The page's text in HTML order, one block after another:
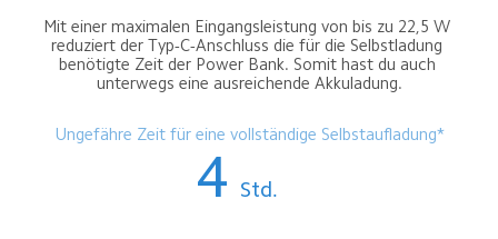
Mit einer maximalen Eingangsleistung von bis zu 22,5 W
reduziert der Typ-C-Anschluss die für die Selbstladung
benötigte Zeit der Power Bank. Somit hast du auch
unterwegs eine ausreichende Akkuladung.
Ungefähre Zeit für eine vollständige Selbstaufladung*
4 Std.